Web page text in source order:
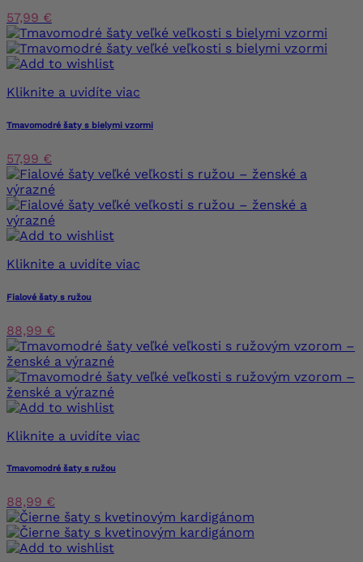
57,99 €
Kliknite a uvidíte viac
Tmavomodré šaty s bielymi vzormi
57,99 €
Kliknite a uvidíte viac
Fialové šaty s ružou
88,99 €
Kliknite a uvidíte viac
Tmavomodré šaty s ružou
88,99 €